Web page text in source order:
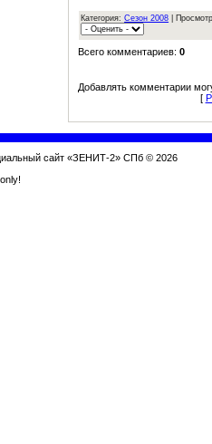
Категория:Сезон 2008 |
Всего комментариев:0
Добавлять комментарии
[
сайт «ЗЕНИТ-2» СПб © 2026